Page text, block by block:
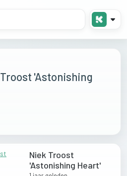
'Astonishing
Niek Troost
'Astonishing Heart'